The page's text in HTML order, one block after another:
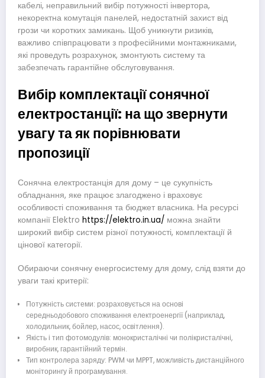
кабелі, неправильний вибір потужності інвертора,
некоректна комутація панелей, недостатній захист від
грози чи коротких замикань. Щоб уникнути ризиків,
важливо співпрацювати з професійними монтажниками,
які проведуть розрахунок, змонтують систему та
забезпечать гарантійне обслуговування.
Вибір комплектації сонячної
електростанції: на що звернути
увагу та як порівнювати
пропозиції
Сонячна електростанція для дому – це сукупність
обладнання, яке працює злагоджено і враховує
особливості споживання та бюджет власника. На ресурсі
компанії Elektro https://elektro.in.ua/ можна знайти
широкий вибір систем різної потужності, комплектації й
цінової категорії.
Обираючи сонячну енергосистему для дому, слід взяти до
уваги такі критерії:
Потужність системи: розраховується на основі
середньодобового споживання електроенергії (наприклад,
холодильник, бойлер, насос, освітлення).
Якість і тип фотомодулів: монокристалічні чи полікристалічні,
виробник, гарантійний термін.
Тип контролера заряду: PWM чи MPPT, можливість дистанційного
моніторингу й програмування.